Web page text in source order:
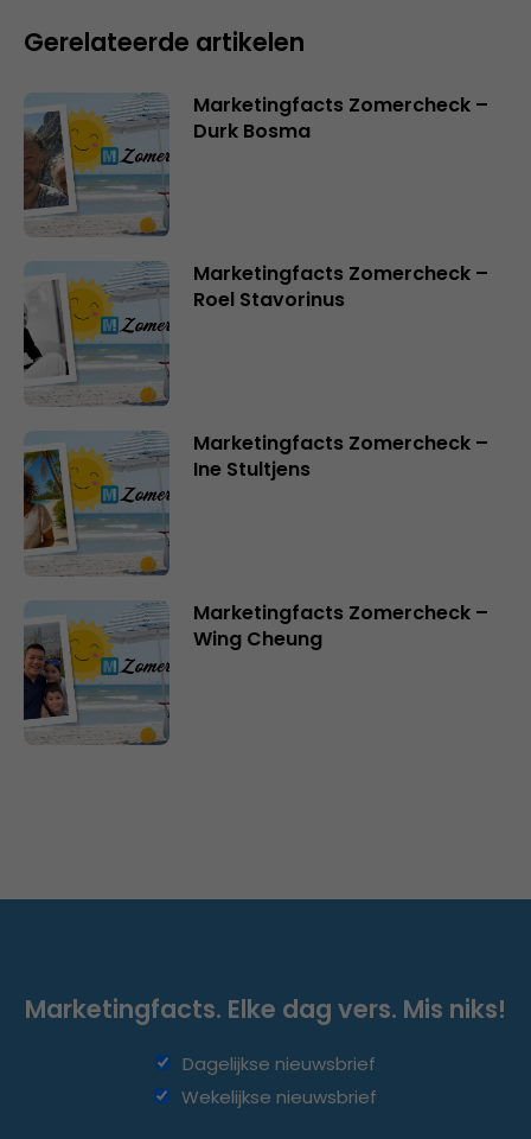
Gerelateerde artikelen
Marketingfacts Zomercheck –
Durk Bosma
Marketingfacts Zomercheck –
Roel Stavorinus
Marketingfacts Zomercheck –
Ine Stultjens
Marketingfacts Zomercheck –
Wing Cheung
Marketingfacts. Elke dag vers. Mis niks!
Dagelijkse nieuwsbrief
Wekelijkse nieuwsbrief